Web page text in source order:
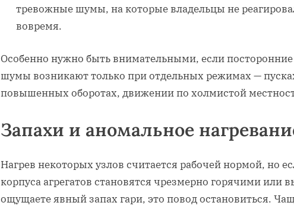
тревожные шумы, на которые владельцы не
вовремя.
Особенно нужно быть внимательными, если посторонние
шумы возникают только при отдельных режимах —
повышенных оборотах, движении по холмистой
Запахи и аномальное
Нагрев некоторых узлов считается рабочей нормой, но
корпуса агрегатов становятся чрезмерно горячими или
ощущаете явный запах гари, это повод остановиться.